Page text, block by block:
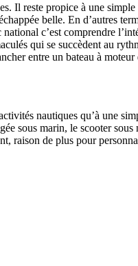
Il reste propice à une
belle. En d’autres
c’est comprendre
qui se succèdent au
entre un bateau à moteur
nautiques qu’à une
sous marin, le scooter
raison de plus pour